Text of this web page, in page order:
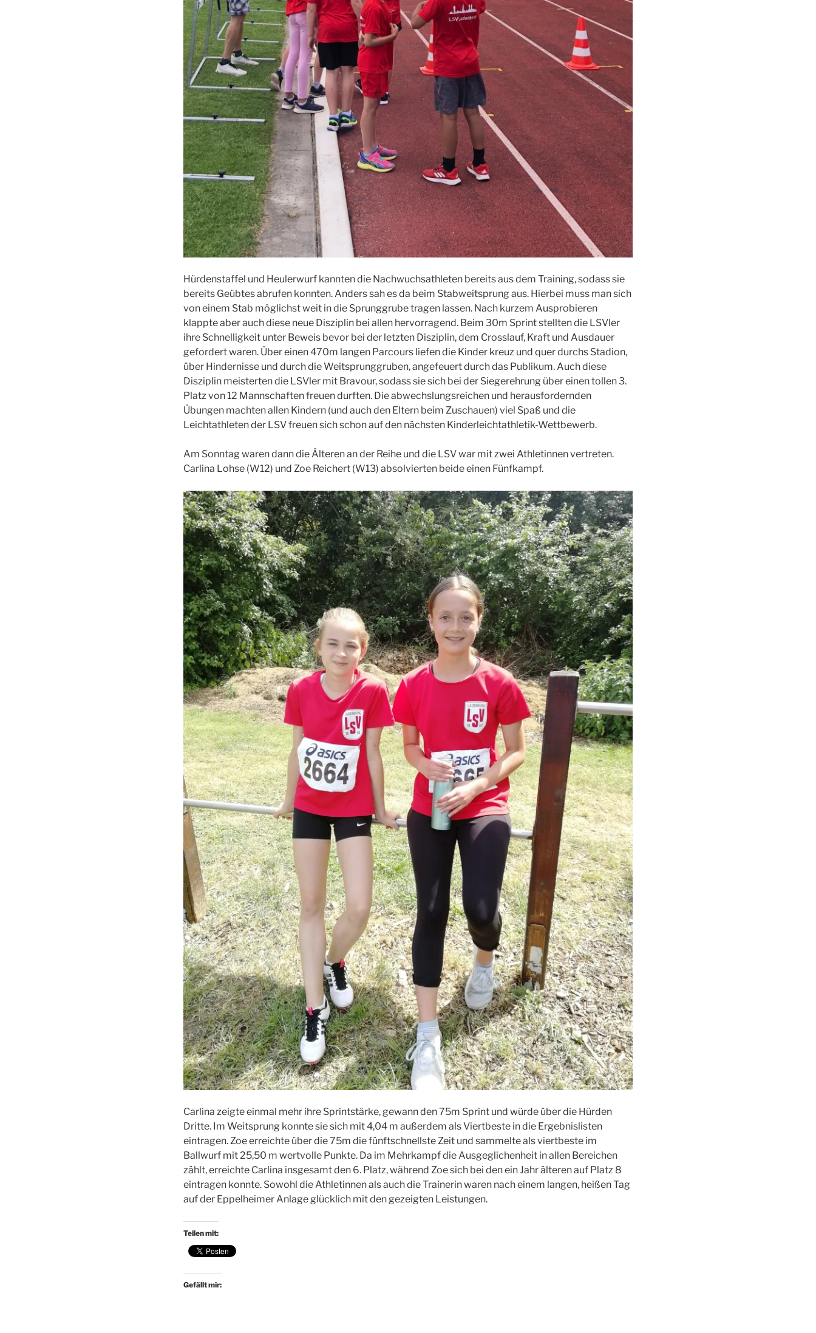
Hürdenstaffel und Heulerwurf kannten die Nachwuchsathleten bereits aus dem Training, sodass sie
bereits Geübtes abrufen konnten. Anders sah es da beim Stabweitsprung aus. Hierbei muss man sich
von einem Stab möglichst weit in die Sprunggrube tragen lassen. Nach kurzem Ausprobieren
klappte aber auch diese neue Disziplin bei allen hervorragend. Beim 30m Sprint stellten die LSVler
ihre Schnelligkeit unter Beweis bevor bei der letzten Disziplin, dem Crosslauf, Kraft und Ausdauer
gefordert waren. Über einen 470m langen Parcours liefen die Kinder kreuz und quer durchs Stadion,
über Hindernisse und durch die Weitsprunggruben, angefeuert durch das Publikum. Auch diese
Disziplin meisterten die LSVler mit Bravour, sodass sie sich bei der Siegerehrung über einen tollen 3.
Platz von 12 Mannschaften freuen durften. Die abwechslungsreichen und herausfordernden
Übungen machten allen Kindern (und auch den Eltern beim Zuschauen) viel Spaß und die
Leichtathleten der LSV freuen sich schon auf den nächsten Kinderleichtathletik-Wettbewerb.
Am Sonntag waren dann die Älteren an der Reihe und die LSV war mit zwei Athletinnen vertreten.
Carlina Lohse (W12) und Zoe Reichert (W13) absolvierten beide einen Fünfkampf.
Carlina zeigte einmal mehr ihre Sprintstärke, gewann den 75m Sprint und würde über die Hürden
Dritte. Im Weitsprung konnte sie sich mit 4,04 m außerdem als Viertbeste in die Ergebnislisten
eintragen. Zoe erreichte über die 75m die fünftschnellste Zeit und sammelte als viertbeste im
Ballwurf mit 25,50 m wertvolle Punkte. Da im Mehrkampf die Ausgeglichenheit in allen Bereichen
zählt, erreichte Carlina insgesamt den 6. Platz, während Zoe sich bei den ein Jahr älteren auf Platz 8
eintragen konnte. Sowohl die Athletinnen als auch die Trainerin waren nach einem langen, heißen Tag
auf der Eppelheimer Anlage glücklich mit den gezeigten Leistungen.
Teilen mit:
Gefällt mir: